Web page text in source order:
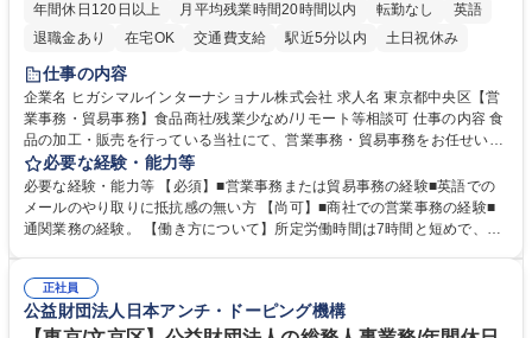
年間休日120日以上
月平均残業時間20時間以内 転勤なし
英語
退職金あり
在宅OK 交通費支給 駅近5分以内 土日祝休み
仕事の内容
企業名 ヒガシマルインターナショナル株式会社 求人名 東京都中央区【営
業事務・貿易事務】食品商社/残業少なめ/リモート等相談可 仕事の内容 食
品の加工・販売を行っている当社にて、営業事務・貿易事務をお任せいた
します。営業社員のサポートポジションとして、受発注から海外工場との
調整まで幅広く対応し、当社事業の根幹を支えていただきます。 ■受発注
業務、請求書発行 ■海外工場とのスケジュール調整 ■在庫管理 ■輸入書類
の確認・作成 ■配送手配 ■通関業者を通して行う輸出入業全般 ■倉庫との
ルプロデュースしているため、商品に関わる全ての業務をサポート頂きま
す。 募集職種 東京都中央区【営業事務・貿易事務】食品商社/残業少なめ/
リモート等相談可
必要な経験・能力等
必要な経験・能力等 【必須】■営業事務または貿易事務の経験■英語での
メールのやり取りに抵抗感の無い方 【尚可】■商社での営業事務の経験■
通関業務の経験。 【働き方について】所定労働時間は7時間と短めで、残
の強み】1991年の設立以来、外食産業を中心としたお客様の多様なニー
ズに沿った冷凍水産物等の生産・輸入・販売を一貫して手掛けています。
正社員
公益財団法人日本アンチ・ドーピング機構